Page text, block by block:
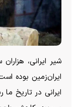
شیر ایرانی،
ایران‌زمین بوده
ایرانی در تاریخ